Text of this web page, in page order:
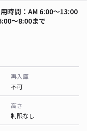
時間：AM 6:00〜13:00
〜8:00まで
再入庫
不可
高さ
制限なし